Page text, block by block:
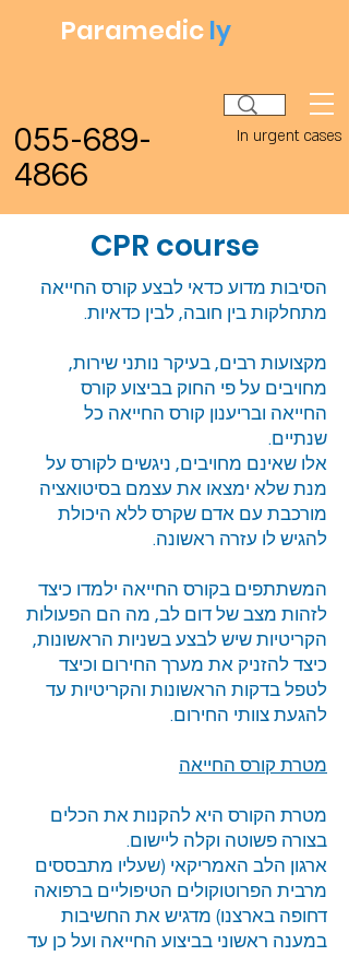
Paramedicly
In urgent cases
055-689-
4866
CPR course
הסיבות מדוע כדאי לבצע קורס החייאה
מתחלקות בין חובה, לבין כדאיות.
מקצועות רבים, בעיקר נותני שירות,
מחויבים על פי החוק בביצוע קורס
החייאה ובריענון קורס החייאה כל
שנתיים.
אלו שאינם מחויבים, ניגשים לקורס על
מנת שלא ימצאו את עצמם בסיטואציה
מורכבת עם אדם שקרס ללא היכולת
להגיש לו עזרה ראשונה.
המשתתפים בקורס החייאה ילמדו כיצד
לזהות מצב של דום לב, מה הם הפעולות
הקריטיות שיש לבצע בשניות הראשונות,
כיצד להזניק את מערך החירום וכיצד
לטפל בדקות הראשונות והקריטיות עד
להגעת צוותי החירום.
מטרת קורס החייאה
מטרת הקורס היא להקנות את הכלים
בצורה פשוטה וקלה ליישום.
ארגון הלב האמריקאי (שעליו מתבססים
מרבית הפרוטוקולים הטיפוליים ברפואה
דחופה בארצנו) מדגיש את החשיבות
במענה ראשוני בביצוע החייאה ועל כן עד